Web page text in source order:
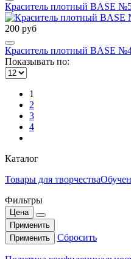
Краситель плотный BASE
200 руб
Краситель плотный BASE
Показывать по:
1
2
3
4
Каталог
Товары для творчества
Фильтры
Цена
Применить
Применить
Сбросить